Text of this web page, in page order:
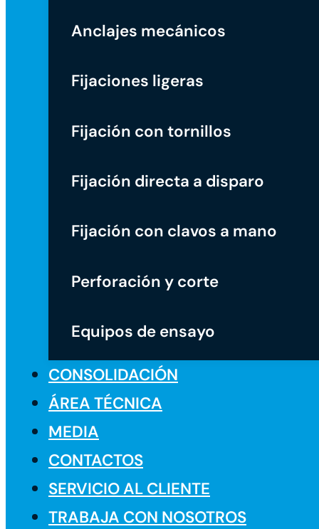
Anclajes mecánicos
Fijaciones ligeras
Fijación con tornillos
Fijación directa a disparo
Fijación con clavos a mano
Perforación y corte
Equipos de ensayo
CONSOLIDACIÓN
ÁREA TÉCNICA
MEDIA
CONTACTOS
SERVICIO AL CLIENTE
TRABAJA CON NOSOTROS